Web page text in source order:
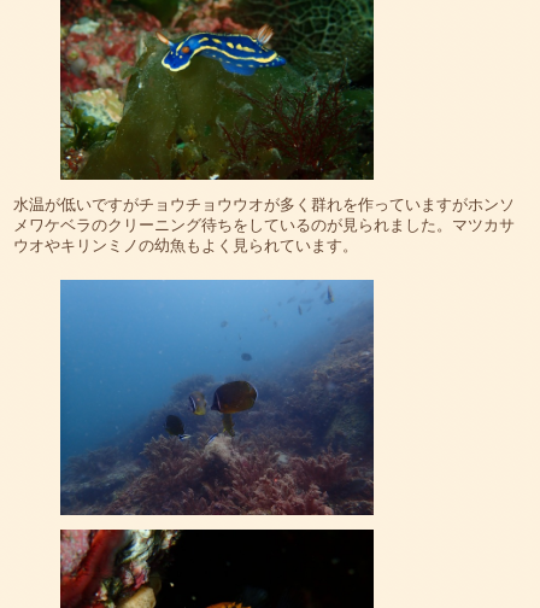
水温が低いですがチョウチョウウオが多く群れを作っていますがホンソ
メワケベラのクリーニング待ちをしているのが見られました。マツカサ
ウオやキリンミノの幼魚もよく見られています。